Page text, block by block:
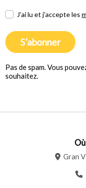
J’ai lu et j’accepte les
S’abonner
Pas de spam. Vous
souhaitez.
Gran